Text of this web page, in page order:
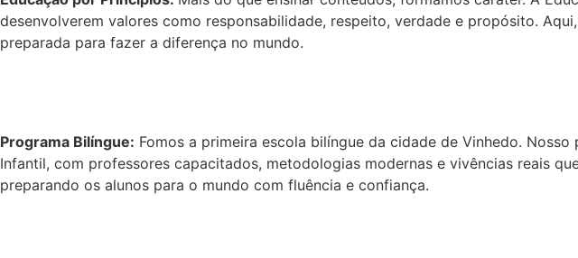
desenvolverem valores como responsabilidade, respeito, verdade e propósito.
preparada para fazer a diferença no mundo.
Programa Bilíngue: Fomos a primeira escola bilíngue da cidade de Vinhedo.
Infantil, com professores capacitados, metodologias modernas e vivências reais
preparando os alunos para o mundo com fluência e confiança.